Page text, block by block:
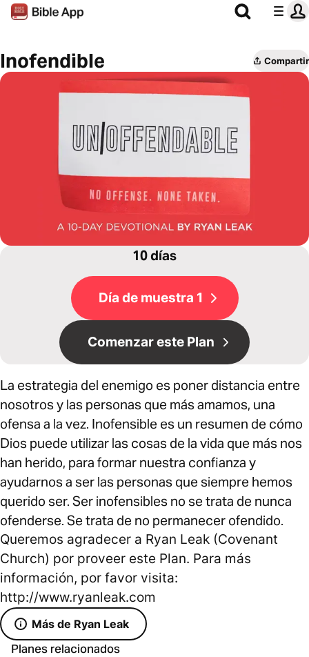
Inofendible Compartir
10 días
Día de muestra 1
Comenzar este Plan
La estrategia del enemigo es poner distancia entre
nosotros y las personas que más amamos, una
ofensa a la vez. Inofensible es un resumen de cómo
Dios puede utilizar las cosas de la vida que más nos
han herido, para formar nuestra confianza y
ayudarnos a ser las personas que siempre hemos
querido ser. Ser inofensibles no se trata de nunca
ofenderse. Se trata de no permanecer ofendido.
Queremos agradecer a Ryan Leak (Covenant
Church) por proveer este Plan. Para más
información, por favor visita:
http://www.ryanleak.com
Más de Ryan Leak
Planes relacionados